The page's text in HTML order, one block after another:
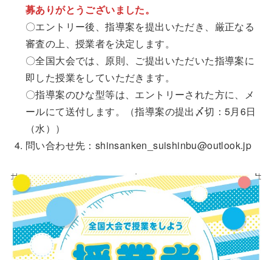
募ありがとうございました。
〇エントリー後、指導案を提出いただき、厳正なる
審査の上、授業者を決定します。
〇全国大会では、原則、ご提出いただいた指導案に
即した授業をしていただきます。
〇指導案のひな型等は、エントリーされた方に、メ
ールにて送付します。（指導案の提出〆切：5月6日
（水））
問い合わせ先：shinsanken_suishinbu@outlook.jp